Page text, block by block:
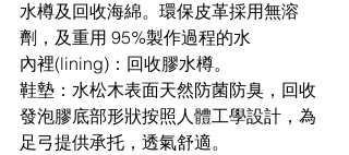
水樽及回收海綿。環保皮革採用無溶
劑，及重用 95%製作過程的水
內裡(lining)：回收膠水樽。
鞋墊：水松木表面天然防菌防臭，回收
發泡膠底部形狀按照人體工學設計，為
足弓提供承托，透氣舒適。